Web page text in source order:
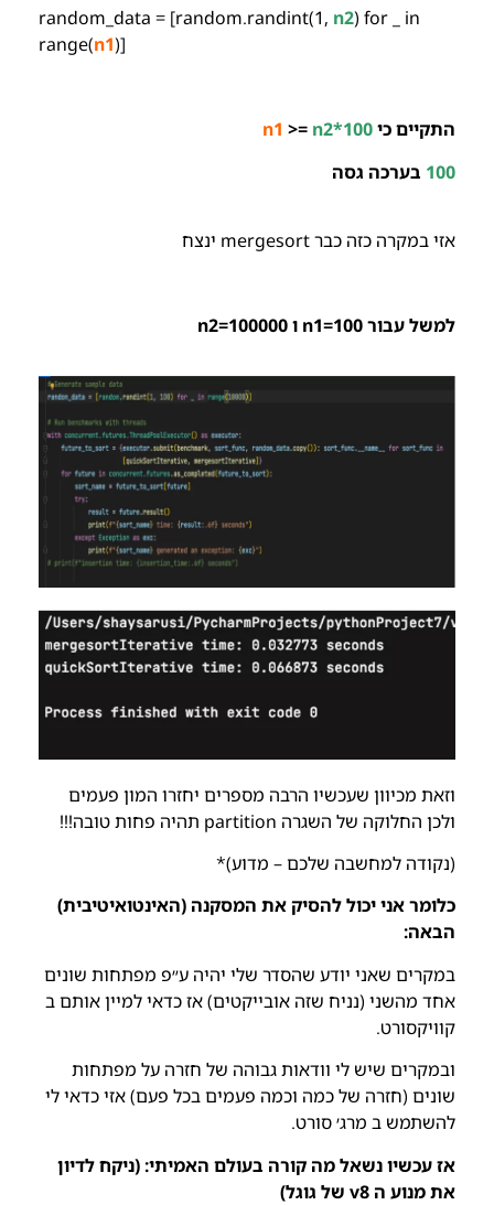
random_data = [random.randint(1, n2) for _ in
range(n1)]
התקיים כי n1 >= n2*100
100 בערכה גסה
אזי במקרה כזה כבר mergesort ינצח
למשל עבור n1=100 ו n2=100000
וזאת מכיוון שעכשיו הרבה מספרים יחזרו המון פעמים
ולכן החלוקה של השגרה partition תהיה פחות טובה!!!
(נקודה למחשבה שלכם – מדוע)*
כלומר אני יכול להסיק את המסקנה (האינטואיטיבית)
הבאה:
במקרים שאני יודע שהסדר שלי יהיה ע״פ מפתחות שונים
אחד מהשני (נניח שזה אובייקטים) אז כדאי למיין אותם ב
קוויקסורט.
ובמקרים שיש לי וודאות גבוהה של חזרה על מפתחות
שונים (חזרה של כמה וכמה פעמים בכל פעם) אזי כדאי לי
להשתמש ב מרג׳ סורט.
אז עכשיו נשאל מה קורה בעולם האמיתי:(ניקח לדיון
את מנוע ה v8 של גוגל)